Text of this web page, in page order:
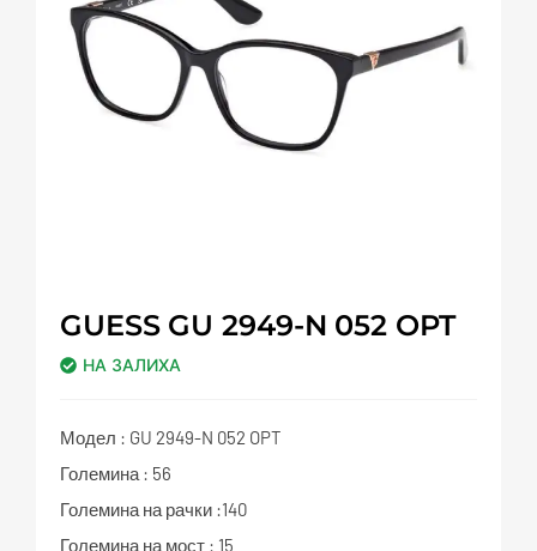
GUESS GU 2949-N 052 OPT
НА ЗАЛИХА
Модел : GU 2949-N 052 OPT
Големина : 56
Големина на рачки :140
Големина на мост : 15